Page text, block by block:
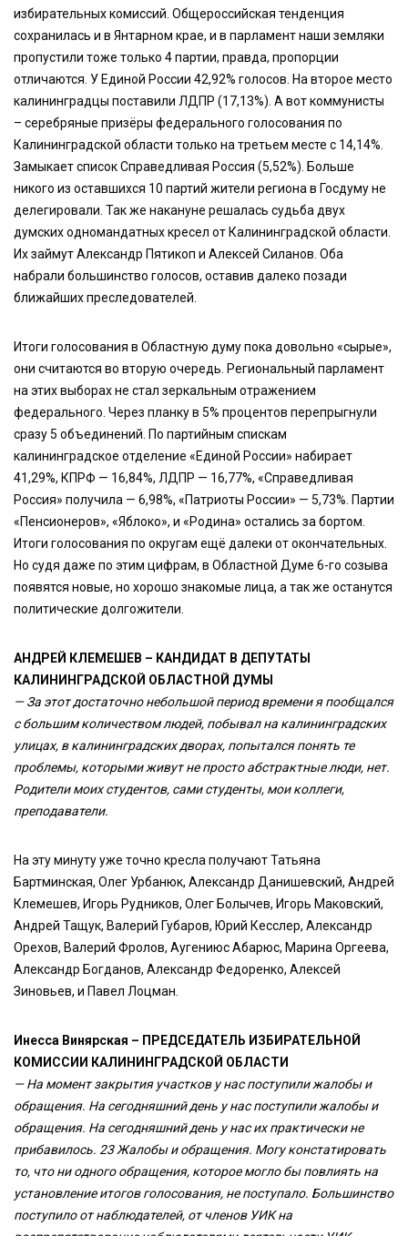
избирательных комиссий. Общероссийская тенденция
сохранилась и в Янтарном крае, и в парламент наши земляки
пропустили тоже только 4 партии, правда, пропорции
отличаются. У Единой России 42,92% голосов. На второе место
калининградцы поставили ЛДПР (17,13%). А вот коммунисты
– серебряные призёры федерального голосования по
Калининградской области только на третьем месте с 14,14%.
Замыкает список Справедливая Россия (5,52%). Больше
никого из оставшихся 10 партий жители региона в Госдуму не
делегировали. Так же накануне решалась судьба двух
думских одномандатных кресел от Калининградской области.
Их займут Александр Пятикоп и Алексей Силанов. Оба
набрали большинство голосов, оставив далеко позади
ближайших преследователей.
Итоги голосования в Областную думу пока довольно «сырые»,
они считаются во вторую очередь. Региональный парламент
на этих выборах не стал зеркальным отражением
федерального. Через планку в 5% процентов перепрыгнули
сразу 5 объединений. По партийным спискам
калининградское отделение «Единой России» набирает
41,29%, КПРФ — 16,84%, ЛДПР — 16,77%, «Справедливая
Россия» получила — 6,98%, «Патриоты России» — 5,73%. Партии
«Пенсионеров», «Яблоко», и «Родина» остались за бортом.
Итоги голосования по округам ещё далеки от окончательных.
Но судя даже по этим цифрам, в Областной Думе 6-го созыва
появятся новые, но хорошо знакомые лица, а так же останутся
политические долгожители.
АНДРЕЙ КЛЕМЕШЕВ – КАНДИДАТ В ДЕПУТАТЫ
КАЛИНИНГРАДСКОЙ ОБЛАСТНОЙ ДУМЫ
— За этот достаточно небольшой период времени я пообщался
с большим количеством людей, побывал на калининградских
улицах, в калининградских дворах, попытался понять те
проблемы, которыми живут не просто абстрактные люди, нет.
Родители моих студентов, сами студенты, мои коллеги,
преподаватели.
На эту минуту уже точно кресла получают Татьяна
Бартминская, Олег Урбанюк, Александр Данишевский, Андрей
Клемешев, Игорь Рудников, Олег Болычев, Игорь Маковский,
Андрей Тащук, Валерий Губаров, Юрий Кесслер, Александр
Орехов, Валерий Фролов, Аугениюс Абарюс, Марина Оргеева,
Александр Богданов, Александр Федоренко, Алексей
Зиновьев, и Павел Лоцман.
Инесса Винярская – ПРЕДСЕДАТЕЛЬ ИЗБИРАТЕЛЬНОЙ
КОМИССИИ КАЛИНИНГРАДСКОЙ ОБЛАСТИ
— На момент закрытия участков у нас поступили жалобы и
обращения. На сегодняшний день у нас поступили жалобы и
обращения. На сегодняшний день у нас их практически не
прибавилось. 23 Жалобы и обращения. Могу констатировать
то, что ни одного обращения, которое могло бы повлиять на
установление итогов голосования, не поступало. Большинство
поступило от наблюдателей, от членов УИК на